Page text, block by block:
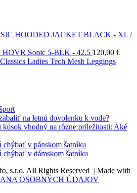
HOODED JACKET BLACK - XL /
HOVR Sonic 5-BLK - 42.5 120,00 €
Ladies Tech Mesh Leggings
na letnú dovolenku k vode?
kúsok vhodný na rôzne príležitosti: Aké
chýbať v pánskom šatníku
chýbať v dámskom šatníku
s.r.o. All Rights Reserved | Made with
OSOBNÝCH ÚDAJOV